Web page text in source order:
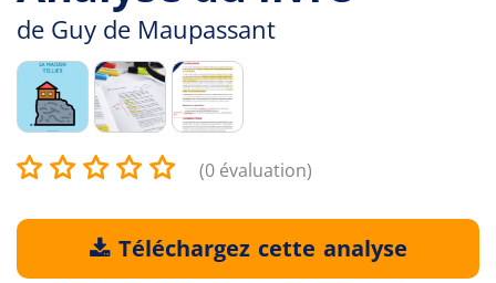
de Guy de Maupassant
(0 évaluation)
Téléchargez cette analyse